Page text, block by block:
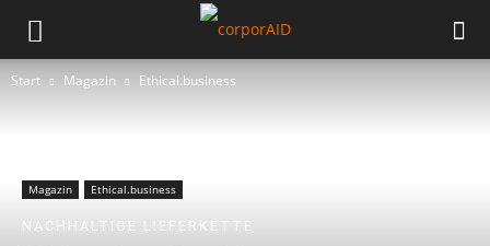
Start Magazin Ethical.business
Magazin Ethical.business
NACHHALTIGE LIEFERKETTE